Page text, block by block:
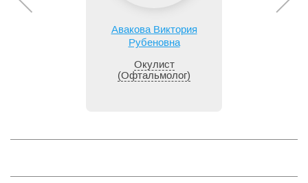
Авакова Виктория
Рубеновна
Окулист
(Офтальмолог)